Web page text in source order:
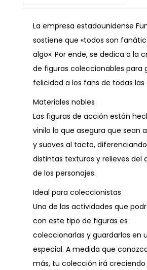
La empresa estadounidense
sostiene que «todos son
algo». Por ende, se dedica a la
de figuras coleccionables para
felicidad a los fans de todas las
Materiales nobles
Las figuras de acción están
vinilo lo que asegura que sean
y suaves al tacto,
distintas texturas y relieves del
de los personajes.
Ideal para coleccionistas
Una de las actividades que
con este tipo de figuras es
coleccionarlas y guardarlas en
especial. A medida que
más, tu colección irá creciendo